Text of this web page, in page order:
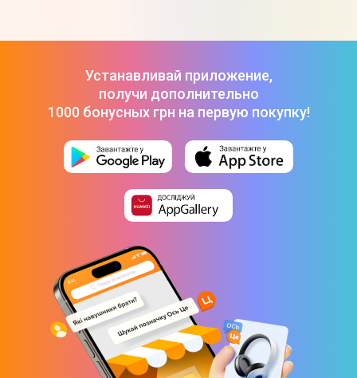
Устанавливай приложение,
получи дополнительно
1000 бонусных грн на первую покупку!